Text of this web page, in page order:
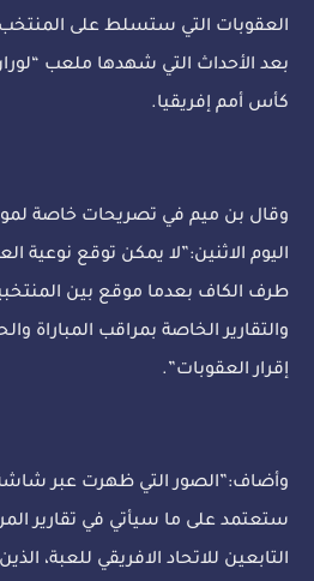
العقوبات التي ستسلط على المنتخب
بعد الأحداث التي شهدها ملعب
كأس أمم إفريقيا.
وقال بن ميم في تصريحات خاصة
اليوم الاثنين:”لا يمكن توقع نوعية
طرف الكاف بعدما موقع بين
والتقارير الخاصة بمراقب المباراة
إقرار العقوبات”.
وأضاف:”الصور التي ظهرت عبر شاشة
ستعتمد على ما سيأتي في تقارير
التابعين للاتحاد الافريقي للعبة،